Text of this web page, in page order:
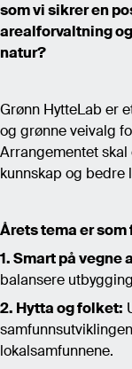
som vi sikrer en
arealforvaltning
natur?
Grønn HytteLab er
og grønne veivalg
Arrangementet
kunnskap og
Årets tema er som
1. Smart på vegne
balansere
2. Hytta og folket:
lokalsamfunnene.